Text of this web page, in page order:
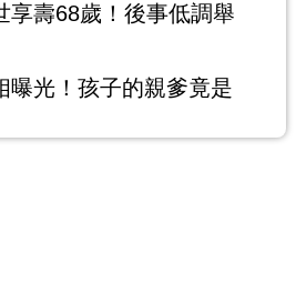
享壽68歲！後事低調舉
曝光！孩子的親爹竟是